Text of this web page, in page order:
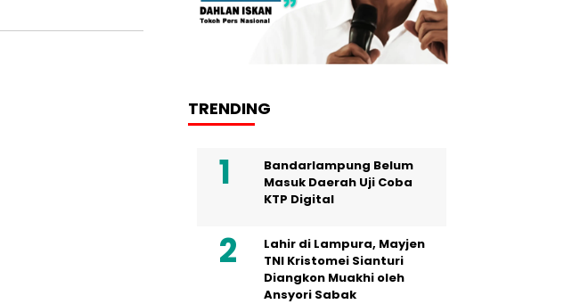
TRENDING
Bandarlampung Belum
Masuk Daerah Uji Coba
KTP Digital
Lahir di Lampura, Mayjen
TNI Kristomei Sianturi
Diangkon Muakhi oleh
Ansyori Sabak